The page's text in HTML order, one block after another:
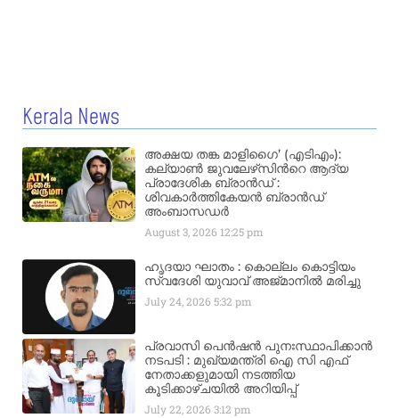
Kerala News
അക്ഷയ തങ്ക മാളിഗൈ’ (എടിഎം):
കല്യാണ്‍ ജുവലേഴ്‌സിന്‍റെ ആദ്യ
പ്രാദേശിക ബ്രാന്‍ഡ് :
ശിവകാര്‍ത്തികേയന്‍ ബ്രാന്‍ഡ്
അംബാസഡര്‍
August 3, 2026 12:25 pm
ഹൃദയാ ഘാതം : കൊല്ലം കൊട്ടിയം
സ്വദേശി യുവാവ് അജ്മാനിൽ മരിച്ചു
July 24, 20265:32 pm
പ്രവാസി പെൻഷൻ പുനഃസ്ഥാപിക്കാൻ
നടപടി : മുഖ്യമന്ത്രി ഐ സി എഫ്
നേതാക്കളുമായി നടത്തിയ
കൂടിക്കാഴ്ചയിൽ അറിയിപ്പ്
July 22, 20263:12 pm